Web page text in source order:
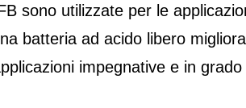
sono utilizzate per le
batteria ad acido libero
impegnative e in